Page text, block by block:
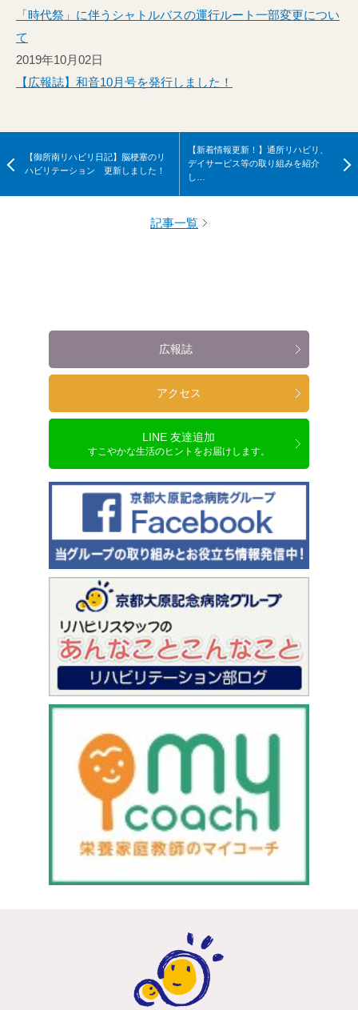
「時代祭」に伴うシャトルバスの運行ルート一部変更につい
て
2019年10月02日
【広報誌】和音10月号を発行しました！
【御所南リハビリ日記】脳梗塞のリ
ハビリテーション 更新しました！
【新着情報更新！】通所リハビリ、
デイサービス等の取り組みを紹介
し…
記事一覧
広報誌
アクセス
LINE 友達追加
すこやかな生活のヒントをお届けします。